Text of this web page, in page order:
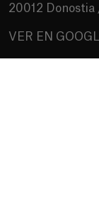
20012
VER EN